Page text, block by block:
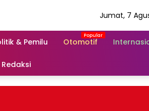
Jumat, 7
& Pemilu Otomotif
Redaksi